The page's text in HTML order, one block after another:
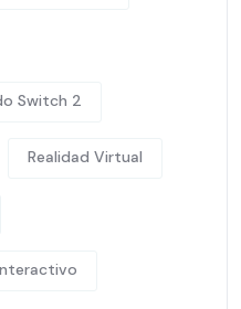
Switch 2
Realidad Virtual